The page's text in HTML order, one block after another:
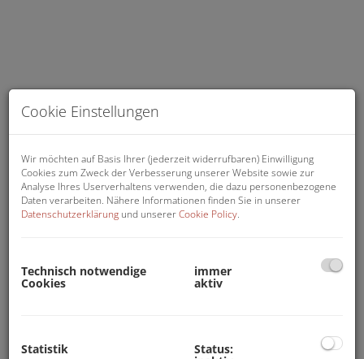
Hausansicht
Objektart - exklusiv / alleinbeauftragt:
Cookie Einstellungen
Wir möchten auf Basis Ihrer (jederzeit widerrufbaren) Einwilligung
Cookies zum Zweck der Verbesserung unserer Website sowie zur
Analyse Ihres Userverhaltens verwenden, die dazu personenbezogene
Daten verarbeiten. Nähere Informationen finden Sie in unserer
Datenschutzerklärung und unsererCookie Policy.
Technisch notwendige
Cookies
immer
aktiv
Statistik Status: